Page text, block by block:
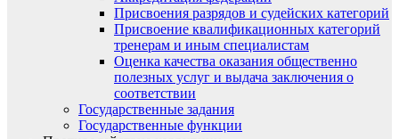
Присвоения разрядов и судейских категорий
Присвоение квалификационных категорий
тренерам и иным специалистам
Оценка качества оказания общественно
полезных услуг и выдача заключения о
соответствии
Государственные задания
Государственные функции